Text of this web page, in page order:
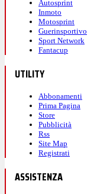
Autosprint
Inmoto
Motosprint
Guerinsportivo
Sport Network
Fantacup
UTILITY
Abbonamenti
Prima Pagina
Store
Pubblicità
Rss
Site Map
Registrati
ASSISTENZA